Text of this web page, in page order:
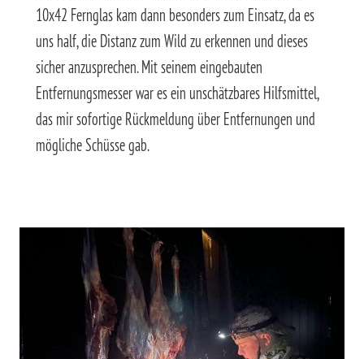
10x42 Fernglas kam dann besonders zum Einsatz, da es
uns half, die Distanz zum Wild zu erkennen und dieses
sicher anzusprechen. Mit seinem eingebauten
Entfernungsmesser war es ein unschätzbares Hilfsmittel,
das mir sofortige Rückmeldung über Entfernungen und
mögliche Schüsse gab.